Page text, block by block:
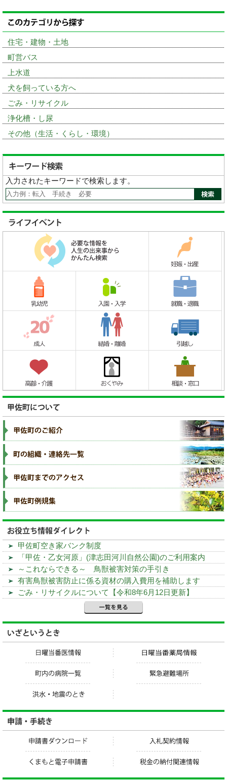
住宅・建物・土地
町営バス
上水道
犬を飼っている方へ
ごみ・リサイクル
浄化槽・し尿
その他（生活・くらし・環境）
入力されたキーワードで検索します。
甲佐町空き家バンク制度
「甲佐・乙女河原」(津志田河川自然公園)のご利用案内
～これならできる～ 鳥獣被害対策の手引き
有害鳥獣被害防止に係る資材の購入費用を補助します
ごみ・リサイクルについて【令和8年6月12日更新】